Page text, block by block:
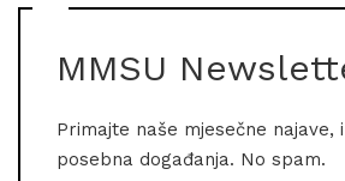
MMSU
Primajte naše mjesečne najave,
posebna događanja. No spam.